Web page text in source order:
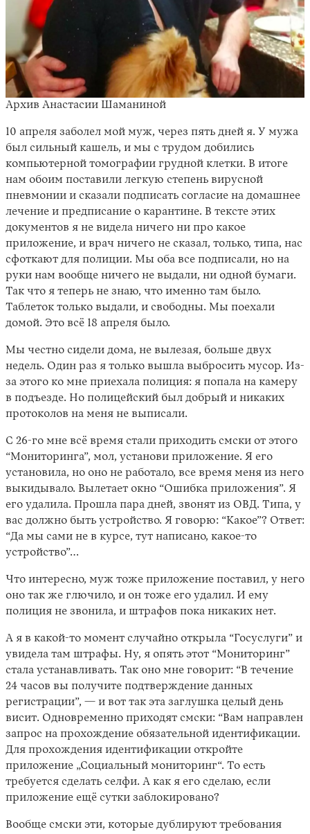
Архив Анастасии Шаманиной
10 апреля заболел мой муж, через пять дней я. У мужа
был сильный кашель, и мы с трудом добились
компьютерной томографии грудной клетки. В итоге
нам обоим поставили легкую степень вирусной
пневмонии и сказали подписать согласие на домашнее
лечение и предписание о карантине. В тексте этих
документов я не видела ничего ни про какое
приложение, и врач ничего не сказал, только, типа, нас
сфоткают для полиции. Мы оба все подписали, но на
руки нам вообще ничего не выдали, ни одной бумаги.
Так что я теперь не знаю, что именно там было.
Таблеток только выдали, и свободны. Мы поехали
домой. Это всё 18 апреля было.
Мы честно сидели дома, не вылезая, больше двух
недель. Один раз я только вышла выбросить мусор. Из-
за этого ко мне приехала полиция: я попала на камеру
в подъезде. Но полицейский был добрый и никаких
протоколов на меня не выписали.
С 26-го мне всё время стали приходить смски от этого
“Мониторинга”, мол, установи приложение. Я его
установила, но оно не работало, все время меня из него
выкидывало. Вылетает окно “Ошибка приложения”. Я
его удалила. Прошла пара дней, звонят из ОВД. Типа, у
вас должно быть устройство. Я говорю: “Какое”? Ответ:
“Да мы сами не в курсе, тут написано, какое-то
устройство”…
Что интересно, муж тоже приложение поставил, у него
оно так же глючило, и он тоже его удалил. И ему
полиция не звонила, и штрафов пока никаких нет.
А я в какой-то момент случайно открыла “Госуслуги” и
увидела там штрафы. Ну, я опять этот “Мониторинг”
стала устанавливать. Так оно мне говорит: “В течение
24 часов вы получите подтверждение данных
регистрации”, — и вот так эта заглушка целый день
висит. Одновременно приходят смски: “Вам направлен
запрос на прохождение обязательной идентификации.
Для прохождения идентификации откройте
приложение „Социальный мониторинг“. То есть
требуется сделать селфи. А как я его сделаю, если
приложение ещё сутки заблокировано?
Вообще смски эти, которые дублируют требования